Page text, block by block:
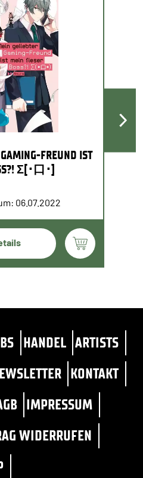
FREUND IST
Σ[･口･]
06.07.2022
HANDEL ARTISTS
KONTAKT
IMPRESSUM
WIDERRUFEN